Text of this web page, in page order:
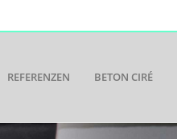
REFERENZEN BETON CIRÉ